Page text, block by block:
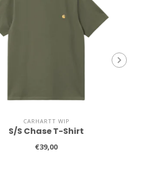
CARHARTT WIP
S/S Chase T-Shirt
€39,00